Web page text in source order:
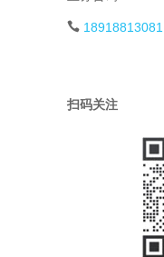
18918813081
扫码关注